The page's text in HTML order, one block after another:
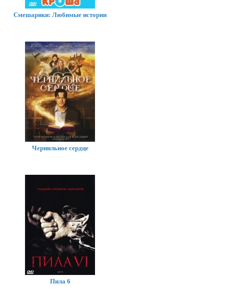
Смешарики: Любимые истории
Чернильное сердце
Пила 6